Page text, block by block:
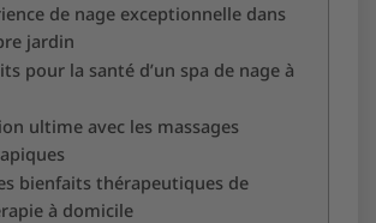
de nage exceptionnelle dans
jardin
pour la santé d’un spa de nage à
ultime avec les massages
bienfaits thérapeutiques de
à domicile